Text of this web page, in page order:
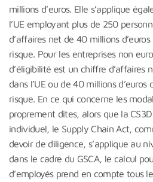
millions d’euros. Elle s’applique
l’UE employant plus de 250
d’affaires net de 40 millions
risque. Pour les entreprises non
d’éligibilité est un chiffre d’affaires
dans l’UE ou de 40 millions
risque. En ce qui concerne les
proprement dites, alors que la
individuel, le Supply Chain Act,
devoir de diligence, s’applique au
dans le cadre du GSCA, le calcul
d’employés prend en compte tous